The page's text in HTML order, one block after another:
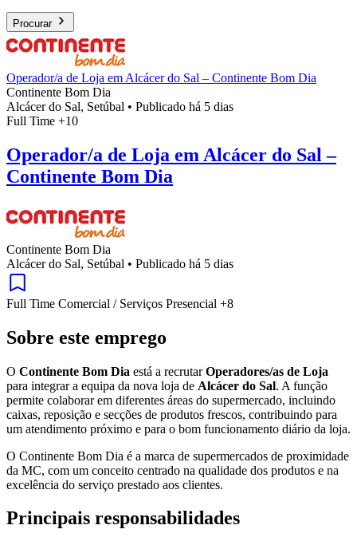
Procurar
Operador/a de Loja em Alcácer do Sal – Continente Bom Dia
Continente Bom Dia
Alcácer do Sal, Setúbal • Publicado há 5 dias
Full Time +10
Operador/a de Loja em Alcácer do Sal –
Continente Bom Dia
Continente Bom Dia
Alcácer do Sal, Setúbal • Publicado há 5 dias
Full Time Comercial / Serviços Presencial +8
Sobre este emprego
O Continente Bom Dia está a recrutarOperadores/as de Loja
para integrar a equipa da nova loja de Alcácer do Sal. A função
permite colaborar em diferentes áreas do supermercado, incluindo
caixas, reposição e secções de produtos frescos, contribuindo para
um atendimento próximo e para o bom funcionamento diário da loja.
O Continente Bom Dia é a marca de supermercados de proximidade
da MC, com um conceito centrado na qualidade dos produtos e na
excelência do serviço prestado aos clientes.
Principais responsabilidades